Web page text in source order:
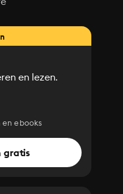
en lezen.
en ebooks
gratis